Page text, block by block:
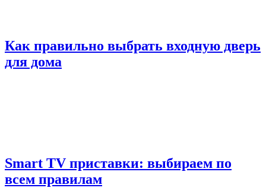
Как правильно выбрать входную дверь
для дома
Smart TV приставки: выбираем по
всем правилам